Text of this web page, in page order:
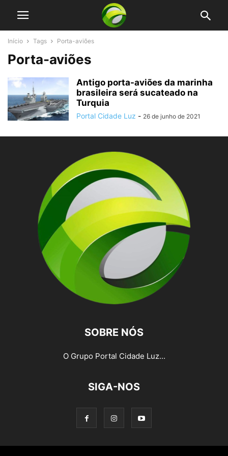
Início Tags Porta-aviões
Porta-aviões
Antigo porta-aviões da marinha
brasileira será sucateado na
Turquia
Portal Cidade Luz - 26 de junho de 2021
SOBRE NÓS
O Grupo Portal Cidade Luz...
SIGA-NOS